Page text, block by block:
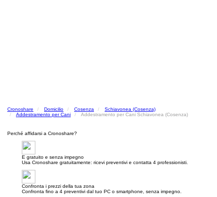
Cronoshare Domicilio Cosenza
Schiavonea (Cosenza)
Addestramento per Cani
Addestramento per Cani Schiavonea (Cosenza)
Perché affidarsi a Cronoshare?
E gratuito e senza impegno
Usa Cronoshare gratuitamente: ricevi preventivi e contatta 4 professionisti.
Confronta i prezzi della tua zona
Confronta fino a 4 preventivi dal tuo PC o smartphone, senza impegno.